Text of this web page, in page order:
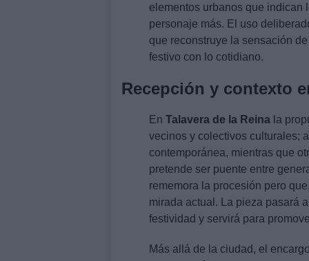
elementos urbanos que indican
personaje más. El uso
que reconstruye la sensación
festivo con lo cotidiano.
Recepción y contexto
En Talavera de la Reina la
vecinos y colectivos culturales;
contemporánea, mientras que
pretende ser puente entre
rememora la procesión pero
mirada actual. La pieza pasará
festividad y servirá para
Más allá de la ciudad, el